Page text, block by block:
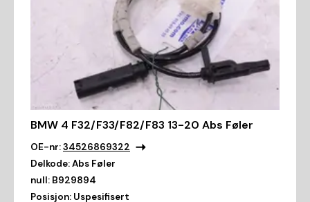
BMW 4 F32/F33/F82/F83 13-20 Abs Føler
OE-nr:34526869322
Delkode:Abs Føler
null: B929894
Posisjon: Uspesifisert